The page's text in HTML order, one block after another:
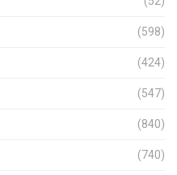
(598)
(424)
(547)
(840)
(740)